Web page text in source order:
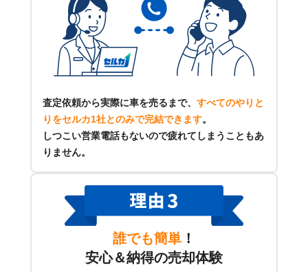
査定依頼から実際に車を売るまで、 すべてのやりと
りをセルカ1社とのみで完結できます。
しつこい営業電話もないので疲れてしまうこともあ
りません。
誰でも簡単 ！
安心＆納得の売却体験